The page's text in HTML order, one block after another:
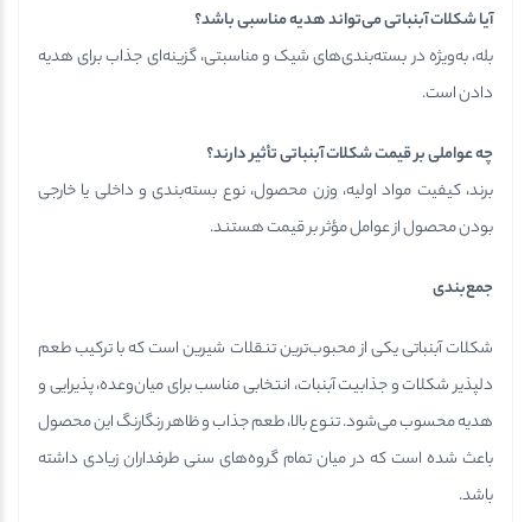
آیا شکلات آبنباتی می‌تواند هدیه مناسبی باشد؟
بله، به‌ویژه در بسته‌بندی‌های شیک و مناسبتی، گزینه‌ای جذاب برای هدیه
دادن است.
چه عواملی بر قیمت شکلات آبنباتی تأثیر دارند؟
برند، کیفیت مواد اولیه، وزن محصول، نوع بسته‌بندی و داخلی یا خارجی
بودن محصول از عوامل مؤثر بر قیمت هستند.
جمع‌بندی
شکلات آبنباتی یکی از محبوب‌ترین تنقلات شیرین است که با ترکیب طعم
دلپذیر شکلات و جذابیت آبنبات، انتخابی مناسب برای میان‌وعده، پذیرایی و
هدیه محسوب می‌شود. تنوع بالا، طعم جذاب و ظاهر رنگارنگ این محصول
باعث شده است که در میان تمام گروه‌های سنی طرفداران زیادی داشته
باشد.